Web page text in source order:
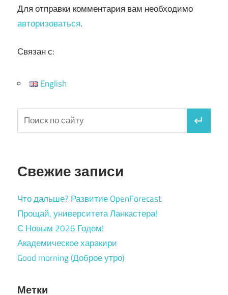
Для отправки комментария вам необходимо
авторизоваться.
Связан с:
English
Свежие записи
Что дальше? Развитие OpenForecast
Прощай, университета Ланкастера!
С Новым 2026 Годом!
Академическое харакири
Good morning (Доброе утро)
Метки